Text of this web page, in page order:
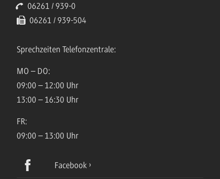
06261 / 939-0
06261 / 939-504
Sprechzeiten Telefonzentrale:
MO – DO:
09:00 – 12:00 Uhr
13:00 – 16:30 Uhr
FR:
09:00 – 13:00 Uhr
Facebook